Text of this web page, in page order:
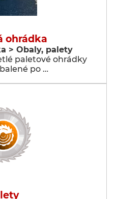
ohrádka
> Obaly, palety
paletové ohrádky
po …